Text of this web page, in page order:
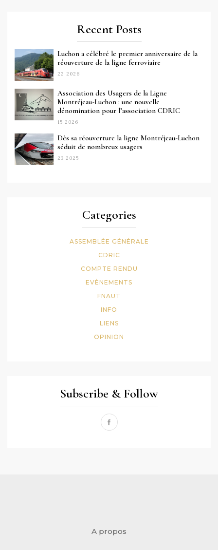
Recent Posts
Luchon a célébré le premier anniversaire de la
réouverture de la ligne ferroviaire
22 2026
Association des Usagers de la Ligne
Montréjeau-Luchon : une nouvelle
dénomination pour l’association CDRIC
15 2026
Dès sa réouverture la ligne Montréjeau-Luchon
séduit de nombreux usagers
23 2025
Categories
ASSEMBLÉE GÉNÉRALE
CDRIC
COMPTE RENDU
EVÈNEMENTS
FNAUT
INFO
LIENS
OPINION
Subscribe & Follow
A propos